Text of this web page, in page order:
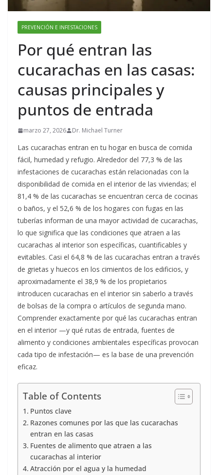
PREVENCIÓN E INFESTACIONES
Por qué entran las
cucarachas en las casas:
causas principales y
puntos de entrada
marzo 27, 2026 Dr. Michael Turner
Las cucarachas entran en tu hogar en busca de comida
fácil, humedad y refugio. Alrededor del 77,3 % de las
infestaciones de cucarachas están relacionadas con la
disponibilidad de comida en el interior de las viviendas; el
81,4 % de las cucarachas se encuentran cerca de cocinas
o baños, y el 52,6 % de los hogares con fugas en las
tuberías informan de una mayor actividad de cucarachas,
lo que significa que las condiciones que atraen a las
cucarachas al interior son específicas, cuantificables y
evitables. Casi el 64,8 % de las cucarachas entran a través
de grietas y huecos en los cimientos de los edificios, y
aproximadamente el 38,9 % de los propietarios
introducen cucarachas en el interior sin saberlo a través
de bolsas de la compra o artículos de segunda mano.
Comprender exactamente por qué las cucarachas entran
en el interior —y qué rutas de entrada, fuentes de
alimento y condiciones ambientales específicas provocan
cada tipo de infestación— es la base de una prevención
eficaz.
Table of Contents
Puntos clave
Razones comunes por las que las cucarachas
entran en las casas
Fuentes de alimento que atraen a las
cucarachas al interior
Atracción por el agua y la humedad